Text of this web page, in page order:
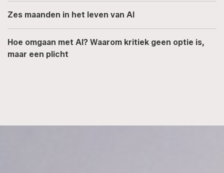
Zes maanden in het leven van AI
Hoe omgaan met AI? Waarom kritiek geen optie is,
maar een plicht